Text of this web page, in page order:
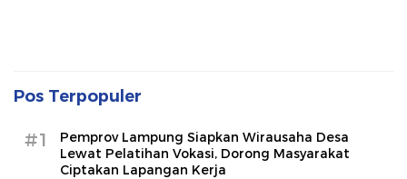
Pos Terpopuler
#1
Pemprov Lampung Siapkan Wirausaha Desa
Lewat Pelatihan Vokasi, Dorong Masyarakat
Ciptakan Lapangan Kerja